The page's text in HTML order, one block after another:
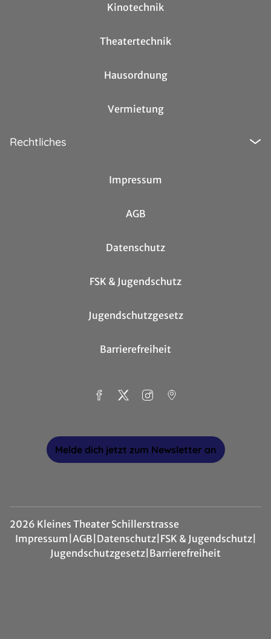
Kinotechnik
Theatertechnik
Hausordnung
Vermietung
Rechtliches
Impressum
AGB
Datenschutz
FSK & Jugendschutz
Jugendschutzgesetz
Barrierefreiheit
Melde dich jetzt zum Newsletter an
2026 Kleines Theater Schillerstrasse
Impressum AGB Datenschutz| FSK & Jugendschutz|
Jugendschutzgesetz Barrierefreiheit